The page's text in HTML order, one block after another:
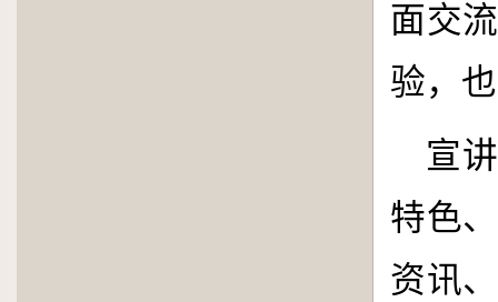
面交
验，
宣
特色
资讯